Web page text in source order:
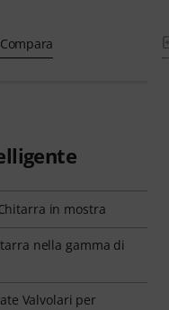
Compara
in mostra
nella gamma di
Valvolari per